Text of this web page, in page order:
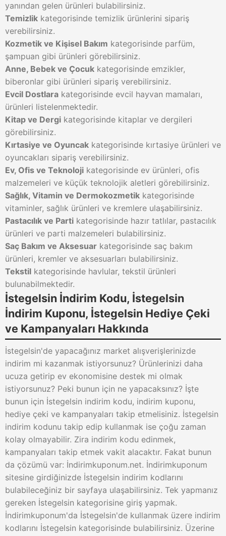
yanından gelen ürünleri bulabilirsiniz.
Temizlik kategorisinde temizlik ürünlerini sipariş
verebilirsiniz.
Kozmetik ve Kişisel Bakım kategorisinde parfüm,
şampuan gibi ürünleri görebilirsiniz.
Anne, Bebek ve Çocuk kategorisinde emzikler,
biberonlar gibi ürünleri sipariş verebilirsiniz.
Evcil Dostlara kategorisinde evcil hayvan mamaları,
ürünleri listelenmektedir.
Kitap ve Dergi kategorisinde kitaplar ve dergileri
görebilirsiniz.
Kırtasiye ve Oyuncak kategorisinde kırtasiye ürünleri ve
oyuncakları sipariş verebilirsiniz.
Ev, Ofis ve Teknoloji kategorisinde ev ürünleri, ofis
malzemeleri ve küçük teknolojik aletleri görebilirsiniz.
Sağlık, Vitamin ve Dermokozmetik kategorisinde
vitaminler, sağlık ürünleri ve kremlere ulaşabilirsiniz.
Pastacılık ve Parti kategorisinde hazır tatlılar, pastacılık
ürünleri ve parti malzemeleri bulabilirsiniz.
Saç Bakım ve Aksesuar kategorisinde saç bakım
ürünleri, kremler ve aksesuarları bulabilirsiniz.
Tekstil kategorisinde havlular, tekstil ürünleri
bulunabilmektedir.
İstegelsin İndirim Kodu, İstegelsin
İndirim Kuponu, İstegelsin Hediye Çeki
ve Kampanyaları Hakkında
İstegelsin'de yapacağınız market alışverişlerinizde
indirim mi kazanmak istiyorsunuz? Ürünlerinizi daha
ucuza getirip ev ekonomisine destek mi olmak
istiyorsunuz? Peki bunun için ne yapacaksınız? İşte
bunun için İstegelsin indirim kodu, indirim kuponu,
hediye çeki ve kampanyaları takip etmelisiniz. İstegelsin
indirim kodunu takip edip kullanmak ise çoğu zaman
kolay olmayabilir. Zira indirim kodu edinmek,
kampanyaları takip etmek vakit alacaktır. Fakat bunun
da çözümü var: İndirimkuponum.net. İndirimkuponum
sitesine girdiğinizde İstegelsin indirim kodlarını
bulabileceğiniz bir sayfaya ulaşabilirsiniz. Tek yapmanız
gereken İstegelsin kategorisine giriş yapmak.
İndirimkuponum'da İstegelsin'de kullanmak üzere indirim
kodlarını İstegelsin kategorisinde bulabilirsiniz. Üzerine